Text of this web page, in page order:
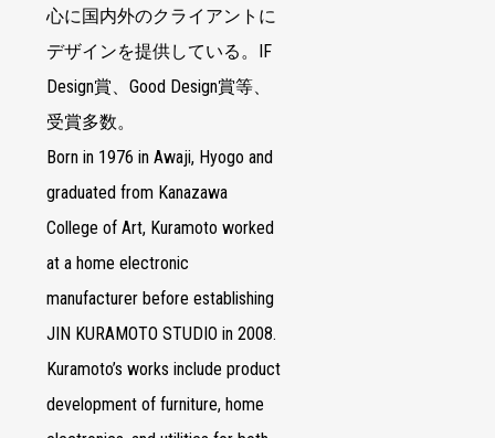
心に国内外のクライアントに
デザインを提供している。IF
Design賞、Good Design賞等、
受賞多数。
Born in 1976 in Awaji, Hyogo and
graduated from Kanazawa
College of Art, Kuramoto worked
at a home electronic
manufacturer before establishing
JIN KURAMOTO STUDIO in 2008.
Kuramoto’s works include product
development of furniture, home